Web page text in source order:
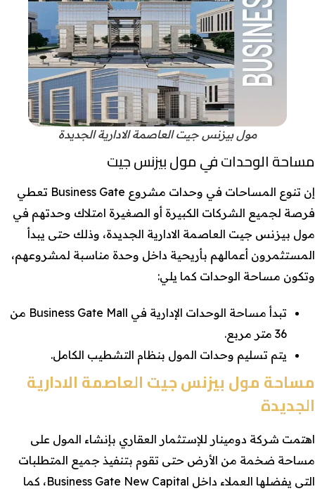
مول بيزنس جيت العاصمة الادارية الجديدة
مساحة الوحدات في مول بيزنس جيت
إن تنوع المساحات في وحدات مشروع Business Gate تعطي
فرصة لجميع الشركات الكبيرة أو الصغيرة امتلاك وحدتهم في
مول بيزنس جيت العاصمة الادارية الجديدة، وذلك حتى يبدأ
المستثمرون أعمالهم بأريحية داخل وحدة مناسبة لمشروعهم،
وتكون مساحة الوحدات كما يلي:
تبدأ مساحة الوحدات الإدارية في Business Gate Mall من
36 متر مربع.
يتم تسليم وحدات المول بنظام التشطيب الكامل.
مساحة مول بيزنس جيت العاصمة الادارية
الجديدة
اهتمت شركة دومينار للإستثمار العقاري بإنشاء المول على
مساحة ضخمة من الأرض حتى تقوم بتنفيذ جميع المتطلبات
التي يفضلها العملاء داخل Business Gate New Capital، كما